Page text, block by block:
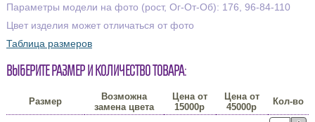
Параметры модели на фото (рост, Ог-От-Об): 176, 96-84-110
Цвет изделия может отличаться от фото
Таблица размеров
Выберите размер и количество товара:
Размер
Возможна
замена цвета
Цена от
15000р
Цена от
45000р
Кол-во